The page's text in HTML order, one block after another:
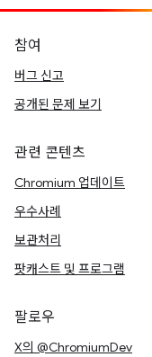
참여
버그 신고
공개된 문제 보기
관련 콘텐츠
Chromium 업데이트
우수사례
보관처리
팟캐스트 및 프로그램
팔로우
X의 @ChromiumDev